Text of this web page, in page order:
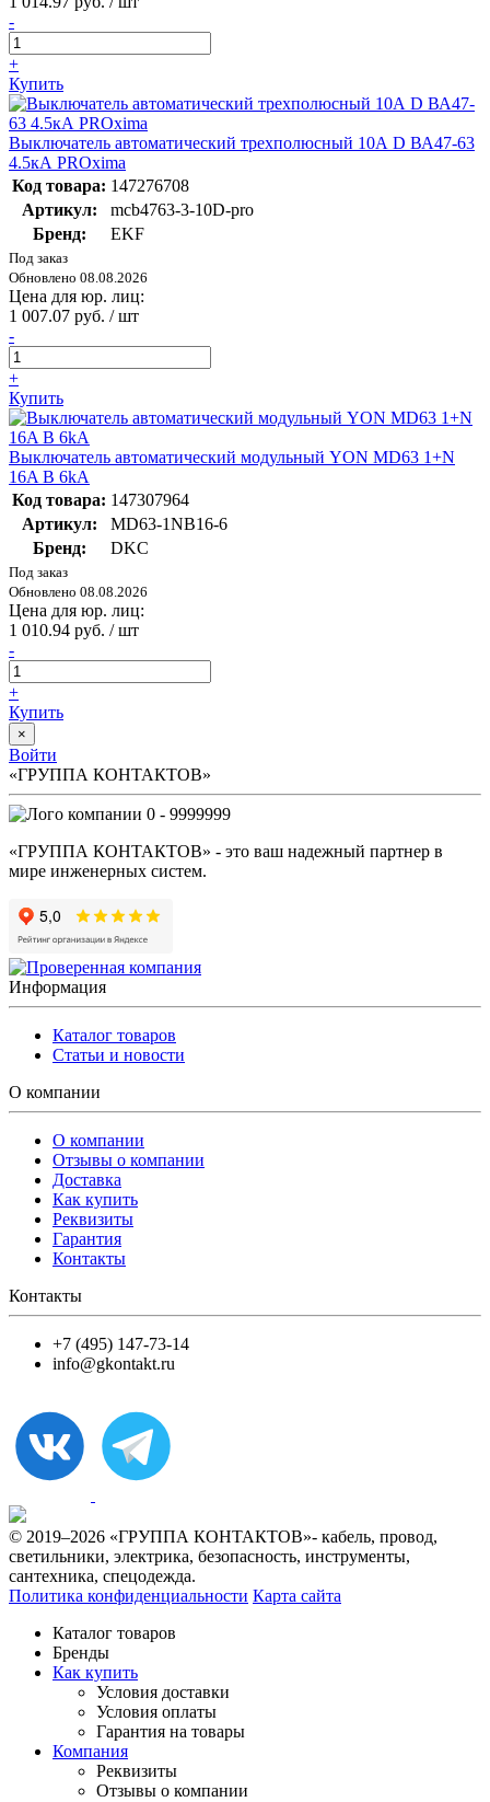
-
+
Купить
Выключатель автоматический трехполюсный 10А D ВА47-63
4.5кА PROxima
Код товара: 147276708
Артикул:
mcb4763-3-10D-pro
Бренд:
EKF
Под заказ
Обновлено 08.08.2026
Цена для юр. лиц:
1 007.07 руб. / шт
-
+
Купить
Выключатель автоматический модульный YON MD63 1+N
16A B 6kA
Код товара: 147307964
Артикул:
MD63-1NB16-6
Бренд:
DKC
Под заказ
Обновлено 08.08.2026
Цена для юр. лиц:
1 010.94 руб. / шт
-
+
Купить
×
Войти
«ГРУППА КОНТАКТОВ»
0 - 9999999
«ГРУППА КОНТАКТОВ» - это ваш надежный партнер в
мире инженерных систем.
Информация
Каталог товаров
Статьи и новости
О компании
О компании
Отзывы о компании
Доставка
Как купить
Реквизиты
Гарантия
Контакты
Контакты
+7 (495) 147-73-14
info@gkontakt.ru
© 2019–2026 «ГРУППА КОНТАКТОВ»- кабель, провод,
светильники, электрика, безопасность, инструменты,
сантехника, спецодежда.
Политика конфиденциальности Карта сайта
Каталог товаров
Бренды
Как купить
Условия доставки
Условия оплаты
Гарантия на товары
Компания
Реквизиты
Отзывы о компании